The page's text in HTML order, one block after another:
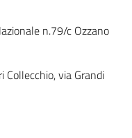
n.79/c Ozzano
Collecchio, via Grandi